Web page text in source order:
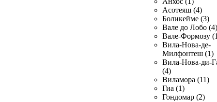
Асотеяш (4)
Боликейме (3)
Вале до Лобо (4)
Вале-Формозу
Вила-Нова-де-
Милфонтеш (1)
Вила-Нова-ди-
(4)
Виламора (11)
Гиа (1)
Гондомар (2)